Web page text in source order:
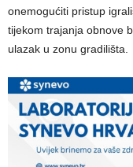
onemogućiti pristup
tijekom trajanja obnove
ulazak u zonu gradilišta.